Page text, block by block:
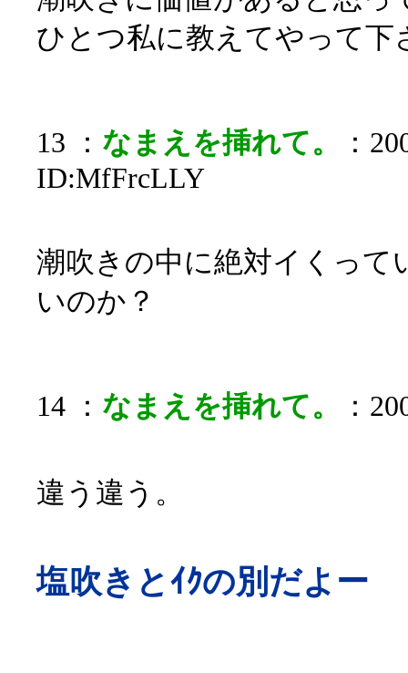
ひとつ私に教えてやって下
13 ： なまえを挿れて。
：
ID:MfFrcLLY
潮吹きの中に絶対イくっ
いのか？
14 ： なまえを挿れて。 ：
違う違う。
塩吹きとｲｸの別だよー